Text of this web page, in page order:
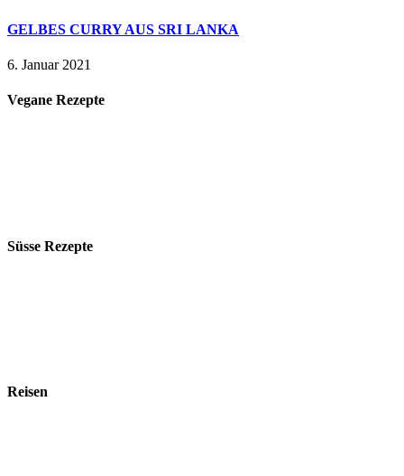
GELBES CURRY AUS SRI LANKA
6. Januar 2021
Vegane Rezepte
Süsse Rezepte
Reisen